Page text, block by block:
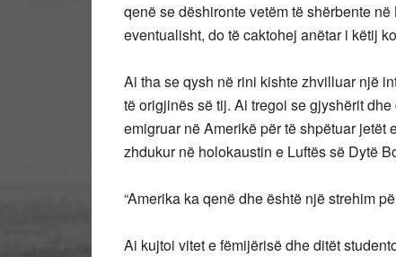
qenë se dëshironte vetëm të shërbente
eventualisht, do të caktohej anëtar i këtij
Ai tha se qysh në rini kishte zhvilluar një
të origjinës së tij. Ai tregoi se gjyshërit
emigruar në Amerikë për të shpëtuar jetët
zhdukur në holokaustin e Luftës së Dytë
“Amerika ka qenë dhe është një strehim
Ai kujtoi vitet e fëmijërisë dhe ditët